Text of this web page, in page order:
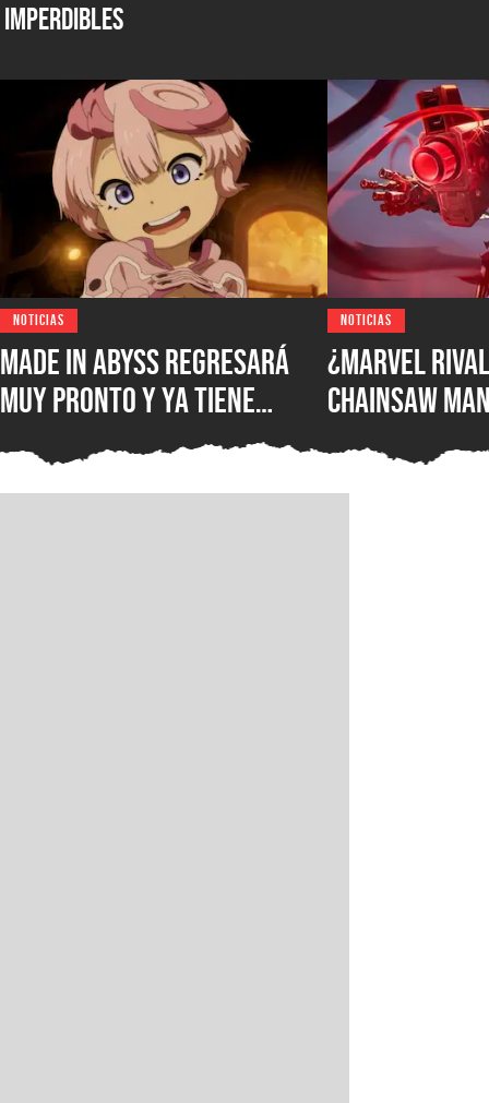
Imperdibles
NOTICIAS
Made in Abyss regresará
muy pronto y ya tiene
ventana de estreno, la
nueva película llegará a
NOTICIAS
¿Marvel
Chainsaw
comparan a
Demonio